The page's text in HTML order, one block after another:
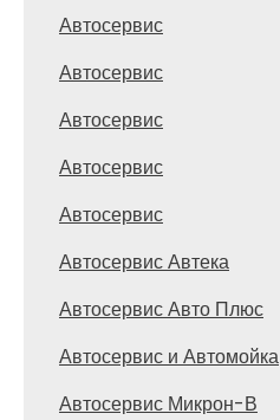
Автосервис
Автосервис
Автосервис
Автосервис
Автосервис
Автосервис Автека
Автосервис Авто Плюс
Автосервис и Автомойка
Автосервис Микрон-В